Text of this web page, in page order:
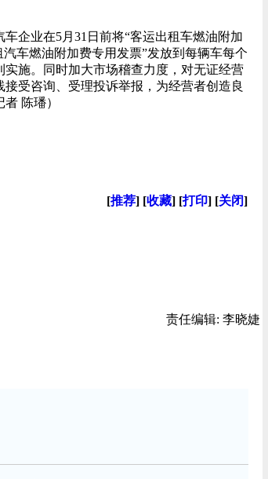
业在5月31日前将“客运出租车燃油附加
车燃油附加费专用发票”发放到每辆车每个
施。同时加大市场稽查力度，对无证经营
受咨询、受理投诉举报，为经营者创造良
陈璠）
[推荐] [收藏] [打印] [关闭]
责任编辑: 李晓婕